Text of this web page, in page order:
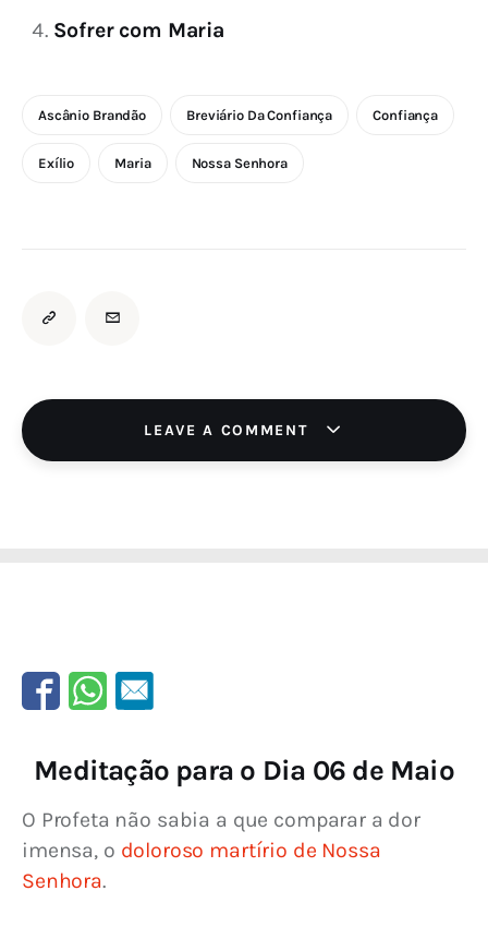
Sofrer com Maria
Ascânio Brandão Breviário Da Confiança Confiança
Exílio Maria Nossa Senhora
LEAVE A COMMENT
Meditação para o Dia 06 de Maio
O Profeta não sabia a que comparar a dor
imensa, o doloroso martírio de Nossa
Senhora.